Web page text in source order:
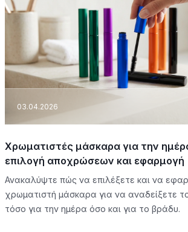
03.04.2026
Χρωματιστές μάσκαρα για την
επιλογή αποχρώσεων και εφαρμογή
Ανακαλύψτε πώς να επιλέξετε και να
χρωματιστή μάσκαρα για να αναδείξετε
τόσο για την ημέρα όσο και για το βράδυ.